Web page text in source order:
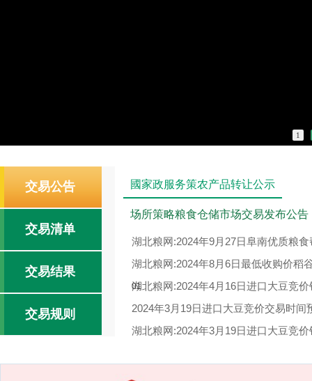
1
交易公告
交易清单
交易结果
交易规则
國家政服务策农产品转让公示
场所策略粮食仓储市场交易发布公告
湖北粮网:2024年9月27日阜南优质粮
湖北粮网:2024年8月6日最低收购价稻
01
湖北粮网:2024年4月16日进口大豆竞
2024年3月19日进口大豆竞价交易时间
湖北粮网:2024年3月19日进口大豆竞